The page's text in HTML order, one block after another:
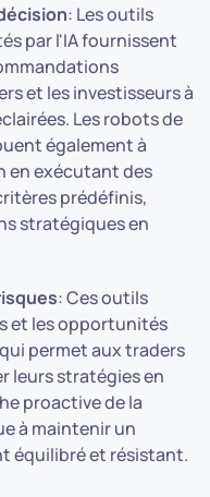
: Les outils
par l'IA fournissent
et les investisseurs à
Les robots de
également à
en exécutant des
prédéfinis,
stratégiques en
: Ces outils
et les opportunités
permet aux traders
leurs stratégies en
proactive de la
à maintenir un
équilibré et résistant.